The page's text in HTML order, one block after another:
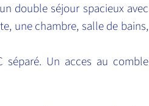
double séjour spacieux avec
une chambre, salle de bains,
séparé. Un acces au comble